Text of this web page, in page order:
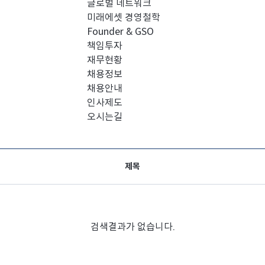
글로벌 네트워크
미래에셋 경영철학
Founder & GSO
책임투자
재무현황
채용정보
채용안내
인사제도
오시는길
제목
검색결과가 없습니다.